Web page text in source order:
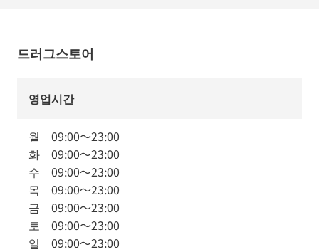
드러그스토어
영업시간
월 09:00～23:00
화 09:00～23:00
수 09:00～23:00
목 09:00～23:00
금 09:00～23:00
토 09:00～23:00
일 09:00～23:00